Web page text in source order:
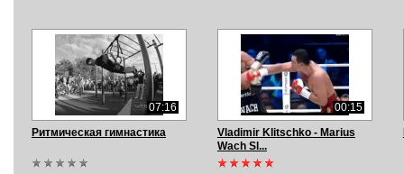
07:16
Ритмическая гимнастика
00:15
Vladimir Klitschko - Marius
Wach Sl...